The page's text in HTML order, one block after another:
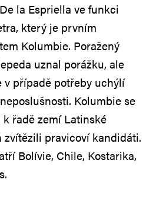
la Espriella ve funkci
který je prvním
Kolumbie. Poražený
uznal porážku, ale
v případě potřeby uchýlí
Kolumbie se
řadě zemí Latinské
zvítězili pravicoví kandidáti.
Bolívie, Chile, Kostarika,